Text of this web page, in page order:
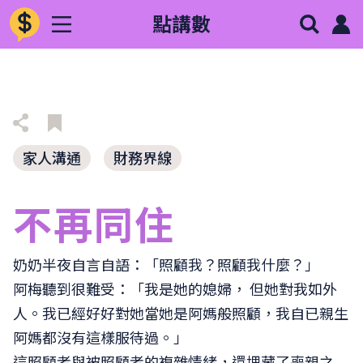
點講數
家人溝通 財務界線
不再同住
奶奶半夜自言自語：「照顧我？照顧我什麼？」
阿梅聽到很難受：「我是她的媳婦， 但她對我如外
人。我已經好好對她當她是阿媽般照顧，我自已親生
阿媽都沒有這樣服待過。」